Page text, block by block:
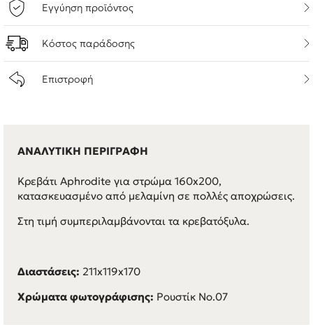
Εγγύηση προϊόντος
Κόστος παράδοσης
Επιστροφή
ΑΝΑΛΥΤΙΚΗ ΠΕΡΙΓΡΑΦΗ
Κρεβάτι Aphrodite για στρώμα 160x200,
κατασκευασμένο από μελαμίνη σε πολλές αποχρώσεις.
Στη τιμή συμπεριλαμβάνονται τα κρεβατόξυλα.
Διαστάσεις: 211x119x170
Χρώματα φωτογράφισης: Ρουστίκ Νο.07